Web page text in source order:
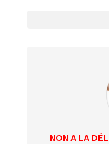
NON A LA